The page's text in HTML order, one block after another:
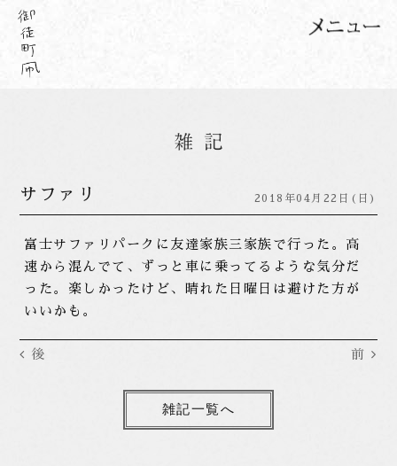
サファリ 2018年04月22日(日)
富士サファリパークに友達家族三家族で行った。高
速から混んでて、ずっと車に乗ってるような気分だ
った。楽しかったけど、晴れた日曜日は避けた方が
いいかも。
後 前
雑記一覧へ